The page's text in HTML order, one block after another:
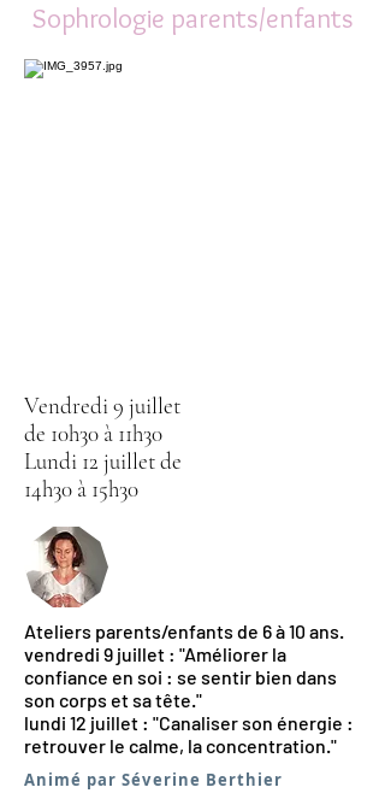
Sophrologie parents/enfants
Vendredi 9 juillet
de 10h30 à 11h30
Lundi 12 juillet de
14h30 à 15h30
Ateliers parents/enfants de 6 à 10 ans.
vendredi 9 juillet : "Améliorer la
confiance en soi : se sentir bien dans
son corps et sa tête."
lundi 12 juillet : "Canaliser son énergie :
retrouver le calme, la concentration."
Animé par Séverine Berthier